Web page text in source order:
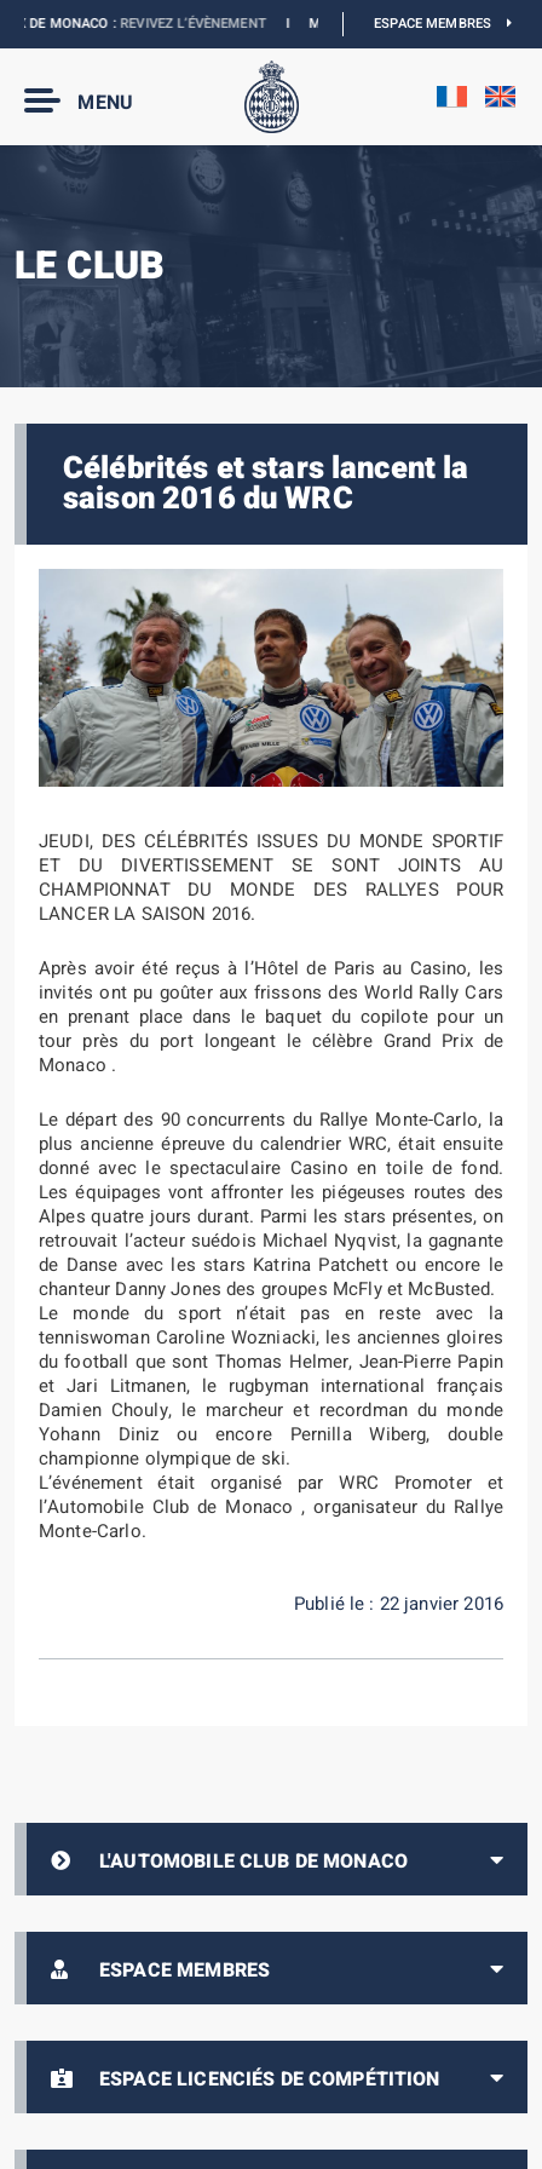
DE MONACO :REVIVEZ L’ÉVÈNEMENTI MONACO E-PRIX 2027 :LES DATES
ESPACE MEMBRES
MENU
LE CLUB
L'AUTOMOBILE CLUB DE MONACO
ESPACE MEMBRES
ESPACE LICENCIÉS DE COMPÉTITION
Célébrités et stars lancent la
saison 2016 du WRC
JEUDI, DES CÉLÉBRITÉS ISSUES DU MONDE SPORTIF
ET DU DIVERTISSEMENT SE SONT JOINTS AU
CHAMPIONNAT DU MONDE DES RALLYES POUR
LANCER LA SAISON 2016.
Après avoir été reçus à l’Hôtel de Paris au Casino, les
invités ont pu goûter aux frissons des World Rally Cars
en prenant place dans le baquet du copilote pour un
tour près du port longeant le célèbre Grand Prix de
Monaco .
Le départ des 90 concurrents du Rallye Monte-Carlo, la
plus ancienne épreuve du calendrier WRC, était ensuite
donné avec le spectaculaire Casino en toile de fond.
Les équipages vont affronter les piégeuses routes des
Alpes quatre jours durant. Parmi les stars présentes, on
retrouvait l’acteur suédois Michael Nyqvist, la gagnante
de Danse avec les stars Katrina Patchett ou encore le
chanteur Danny Jones des groupes McFly et McBusted.
Le monde du sport n’était pas en reste avec la
tenniswoman Caroline Wozniacki, les anciennes gloires
du football que sont Thomas Helmer, Jean-Pierre Papin
et Jari Litmanen, le rugbyman international français
Damien Chouly, le marcheur et recordman du monde
Yohann Diniz ou encore Pernilla Wiberg, double
championne olympique de ski.
L’événement était organisé par WRC Promoter et
l’Automobile Club de Monaco , organisateur du Rallye
Monte-Carlo.
Publié le : 22 janvier 2016